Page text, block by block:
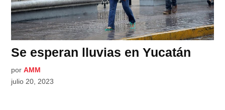
Se esperan lluvias en Yucatán
por AMM
julio 20, 2023